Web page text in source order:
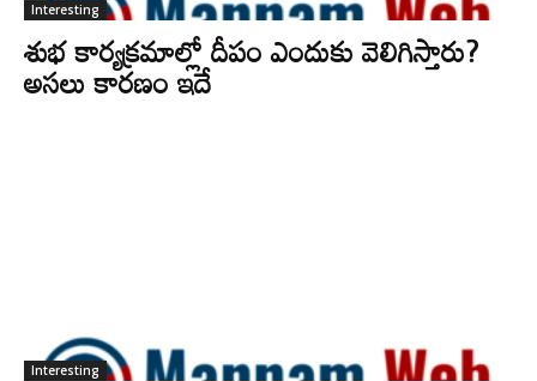
Interesting
శుభ కార్యక్రమాల్లో దీపం ఎందుకు వెలిగిస్తారు?
అసలు కారణం ఇదే
Interesting